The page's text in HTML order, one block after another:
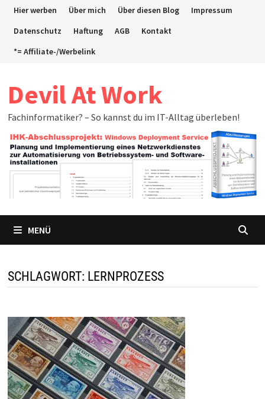
ZumHier werben Über mich Über diesen Blog
Impressum
Datenschutz
Haftung AGB
Kontakt
*= Affiliate-/Werbelink
Devil At Work
Fachinformatiker? – So kannst du im IT-Alltag überleben!
MENÜ
SCHLAGWORT: LERNPROZESS